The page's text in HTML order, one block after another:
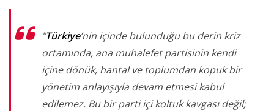
"Türkiye’nin içinde bulunduğu bu derin kriz
ortamında, ana muhalefet partisinin kendi
içine dönük, hantal ve toplumdan kopuk bir
yönetim anlayışıyla devam etmesi kabul
edilemez. Bu bir parti içi koltuk kavgası değil;